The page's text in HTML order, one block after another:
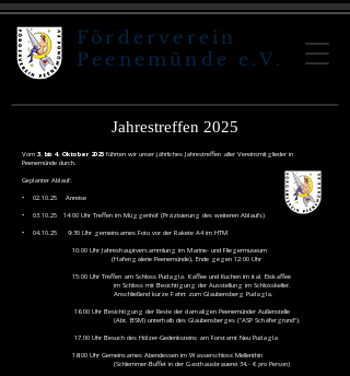
Förderverein
Peenemünde e.V.
Jahrestreffen 2025
Vom 3. bis 4. Oktober 2025 führten wir unser jährliches Jahrestreffen aller Vereinsmitglieder in
Peenemünde durch.
Geplanter Ablauf:
• 02.10.25 Anreise
• 03.10.25 14:00 Uhr Treffen im Müggenhof (Präzisierung des weiteren Ablaufs)
• 04.10.25 9:30 Uhr gemeinsames Foto vor der Rakete A4 im HTM
10:00 Uhr Jahreshauptversammlung im Marine- und Fliegermuseum
(Hafengalerie Peenemünde), Ende gegen 12:00 Uhr
15:00 Uhr Treffen am Schloss Pudagla. Kaffee und Kuchen im ital. Eiskaffee
im Schloss mit Besichtigung der Ausstellung im Schlosskeller.
Anschließend kurze Fahrt zum Glaubensberg Pudagla.
16.00 Uhr Besichtigung der Reste der damaligen Peenemünder Außenstelle
(Abt. BSM) unterhalb des Glaubensberges ("ASP Schäfergrund").
17.00 Uhr Besuch des Hölzer-Gedenksteins am Forstamt Neu Pudagla
18:00 Uhr Gemeinsames Abendessen im Wasserschloss Mellenthin
(Schlemmer-Buffet in der Gasthausbrauerei 34,- € pro Person)